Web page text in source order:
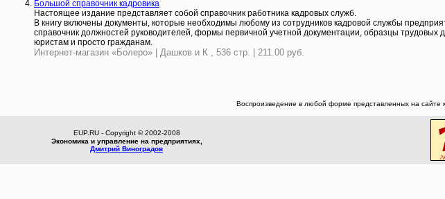
Большой справочник кадровика
Настоящее издание представляет собой справочник работника кадровых служб.
В книгу включены документы, которые необходимы любому из сотрудников кадровой службы
справочник должностей руководителей, формы первичной учетной документации, образцы
юристам и просто гражданам.
Интернет-магазин «Болеро» | Дашков и К , 536 стр. | 211.00 руб.
Воспроизведение в любой форме представленных на сайте
EUP.RU - Copyright © 2002-2008
Экономика и управление на предприятиях,
Дмитрий Виноградов